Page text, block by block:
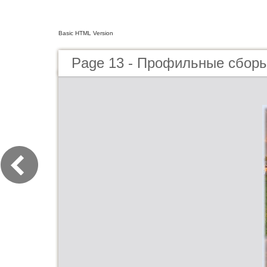
Basic HTML Version
Page 13 - Профильные